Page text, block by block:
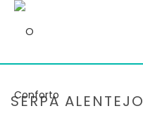
SERPA